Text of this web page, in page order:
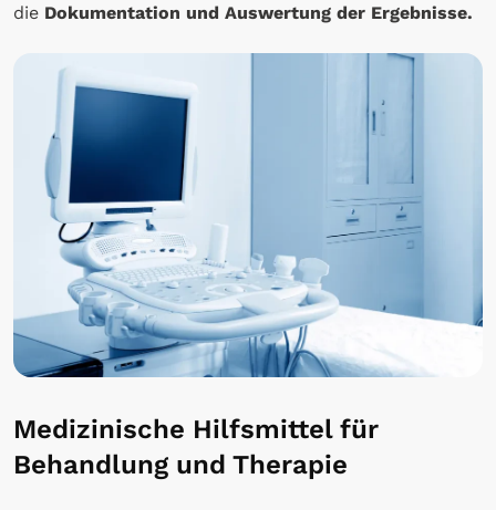
die Dokumentation und Auswertung der Ergebnisse.
Medizinische Hilfsmittel für
Behandlung und Therapie